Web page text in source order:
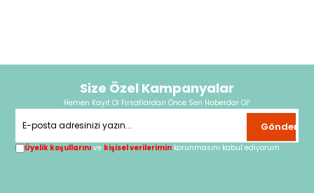
Size Özel Kampanyalar
Hemen Kayıt Ol Fırsatlardan Önce Sen Haberdar Ol!
Gönder
Üyelik koşullarını ve kişisel verilerimin korunmasını kabul ediyorum.